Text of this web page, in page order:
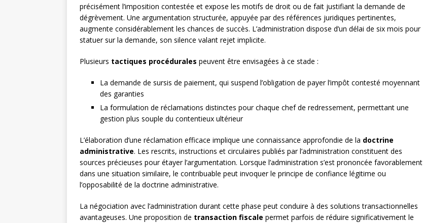
précisément l’imposition contestée et expose les motifs de droit ou de fait justifiant la demande de
dégrèvement. Une argumentation structurée, appuyée par des références juridiques pertinentes,
augmente considérablement les chances de succès. L’administration dispose d’un délai de six mois pour
statuer sur la demande, son silence valant rejet implicite.
Plusieurs tactiques procédurales peuvent être envisagées à ce stade :
La demande de sursis de paiement, qui suspend l’obligation de payer l’impôt contesté moyennant
des garanties
La formulation de réclamations distinctes pour chaque chef de redressement, permettant une
gestion plus souple du contentieux ultérieur
L’élaboration d’une réclamation efficace implique une connaissance approfondie de la doctrine
administrative. Les rescrits, instructions et circulaires publiés par l’administration constituent des
sources précieuses pour étayer l’argumentation. Lorsque l’administration s’est prononcée favorablement
dans une situation similaire, le contribuable peut invoquer le principe de confiance légitime ou
l’opposabilité de la doctrine administrative.
La négociation avec l’administration durant cette phase peut conduire à des solutions transactionnelles
avantageuses. Une proposition de transaction fiscale permet parfois de réduire significativement le